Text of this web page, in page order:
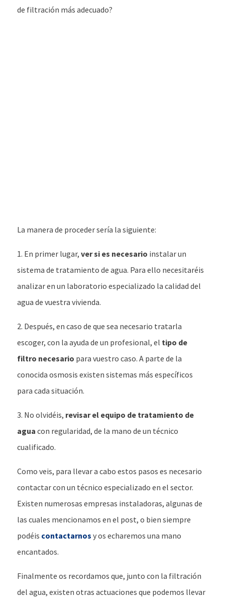
de filtración más adecuado?
La manera de proceder sería la siguiente:
1. En primer lugar,ver si es necesario instalar un
sistema de tratamiento de agua. Para ello necesitaréis
analizar en un laboratorio especializado la calidad del
agua de vuestra vivienda.
2. Después, en caso de que sea necesario tratarla
escoger, con la ayuda de un profesional, el tipo de
filtro necesario para vuestro caso. A parte de la
conocida osmosis existen sistemas más específicos
para cada situación.
3. No olvidéis, revisar el equipo de tratamiento de
agua con regularidad, de la mano de un técnico
cualificado.
Como veis, para llevar a cabo estos pasos es necesario
contactar con un técnico especializado en el sector.
Existen numerosas empresas instaladoras, algunas de
las cuales mencionamos en el post, o bien siempre
podéis contactarnos y os echaremos una mano
encantados.
Finalmente os recordamos que, junto con la filtración
del agua, existen otras actuaciones que podemos llevar